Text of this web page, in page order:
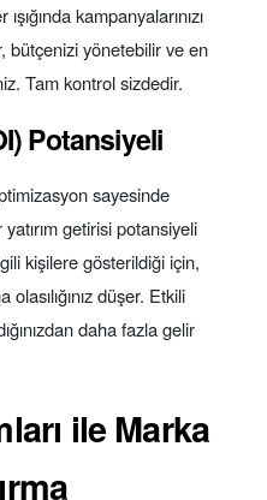
kampanyalarınızı
bütçenizi yönetebilir ve en
Tam kontrol sizdedir.
Potansiyeli
sayesinde
getirisi potansiyeli
kişilere gösterildiği için,
düşer. Etkili
daha fazla gelir
ile Marka